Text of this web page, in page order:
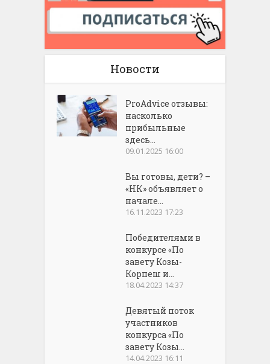
Новости
ProAdvice отзывы:
насколько
прибыльные
здесь...
09.01.2025 16:00
Вы готовы, дети? –
«НК» объявляет о
начале...
16.11.2023 17:23
Победителями в
конкурсе «По
завету Козы-
Корпеш и...
18.04.2023 14:37
Девятый поток
участников
конкурса «По
завету Козы...
14.04.2023 16:11